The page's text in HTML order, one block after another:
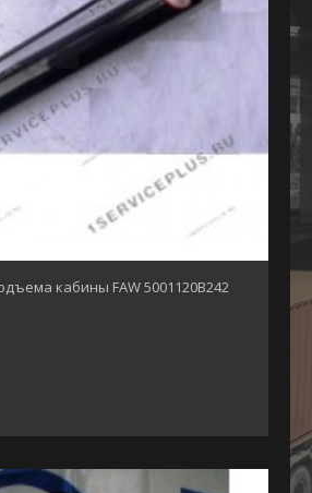
кабины FAW 5001120В242